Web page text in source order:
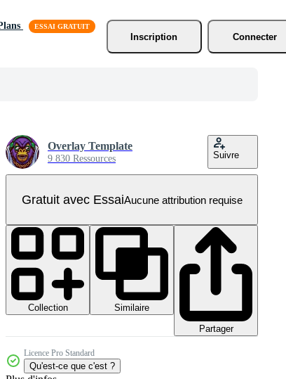
Inscription
Connecter
Overlay Template
9 830 Ressources Suivre
Gratuit avec EssaiAucune attribution requise
Collection
Similaire
Partager
Licence Pro Standard
Qu'est-ce que c'est ?